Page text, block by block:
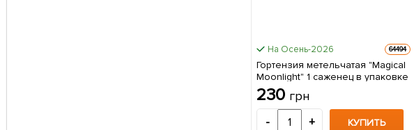
На Осень-2026 64494
Гортензия метельчатая "Magical
Moonlight" 1 саженец в упаковке
230 грн
- + КУПИТЬ